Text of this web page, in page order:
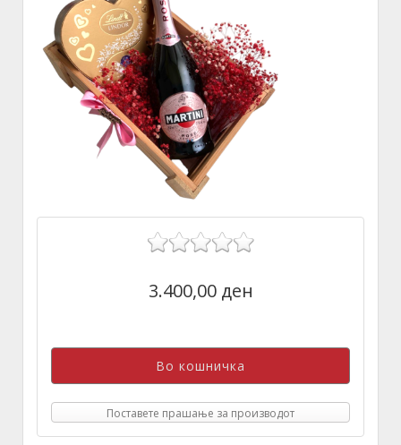
3.400,00 ден
Поставете прашање за производот